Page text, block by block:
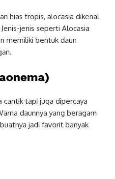
hias tropis, alocasia dikenal
jenis seperti Alocasia
memiliki bentuk daun
cantik tapi juga dipercaya
daunnya yang beragam
jadi favorit banyak